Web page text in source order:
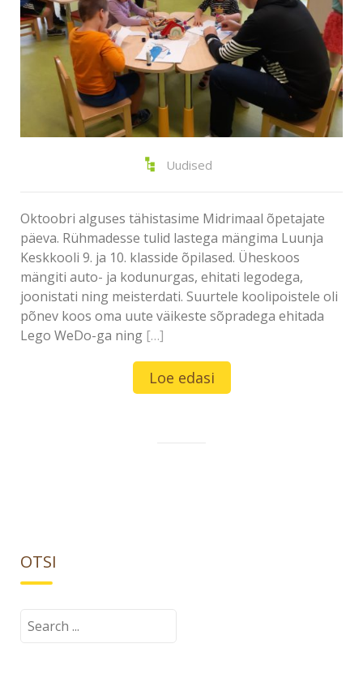
Uudised
Oktoobri alguses tähistasime Midrimaal õpetajate
päeva. Rühmadesse tulid lastega mängima Luunja
Keskkooli 9. ja 10. klasside õpilased. Üheskoos
mängiti auto- ja kodunurgas, ehitati legodega,
joonistati ning meisterdati. Suurtele koolipoistele oli
põnev koos oma uute väikeste sõpradega ehitada
Lego WeDo-ga ning […]
Loe edasi
OTSI
Search
for: